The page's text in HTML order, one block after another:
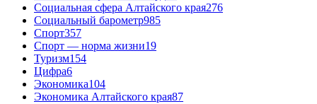
Социальная сфера Алтайского края276
Социальный барометр985
Спорт357
Спорт — норма жизни19
Туризм154
Цифра6
Экономика104
Экономика Алтайского края87